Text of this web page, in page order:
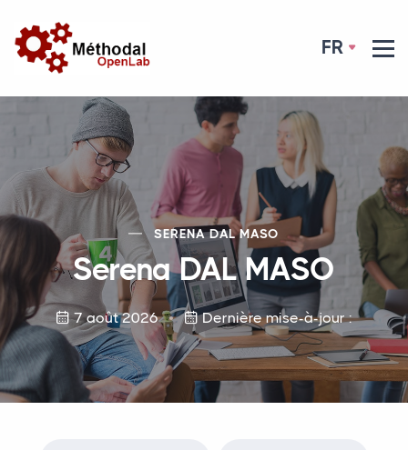
FR
SERENADAL MASO
SerenaDAL MASO
7 août 2026 Dernière mise-à-jour :